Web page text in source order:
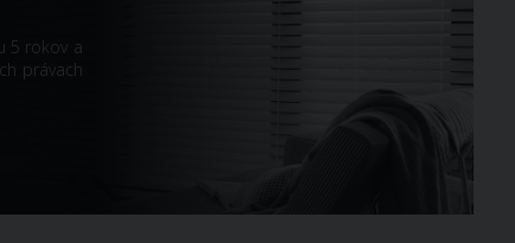
5 rokov a
právach